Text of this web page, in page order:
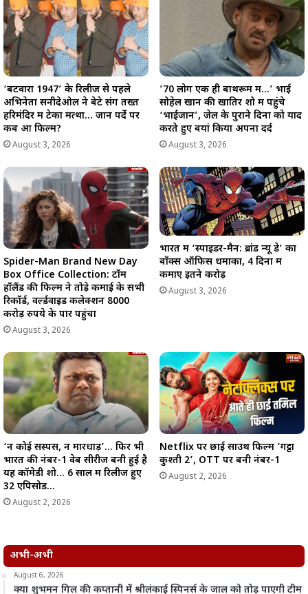
‘बटवारा 1947’ के रिलीज से पहले
अभिनेता सनीदेओल ने बेटे संग तख्त
हरिमंदिर में टेका मत्था… जानें पर्दे पर
कब आ फिल्म?
August 3, 2026
’70 लोग एक ही बाथरूम में…’ भाई
सोहेल खान की खातिर शो में पहुंचे
‘भाईजान’, जेल के पुराने दिनों को याद
करते हुए बयां किया अपना दर्द
August 3, 2026
Spider-Man Brand New Day
Box Office Collection: टॉम
हॉलैंड की फिल्म ने तोड़े कमाई के सभी
रिकॉर्ड, वर्ल्डवाइड कलेक्शन 8000
करोड़ रुपये के पार पहुंचा
August 3, 2026
भारत में ‘स्पाइडर-मैन: ब्रांड न्यू डे’ का
बॉक्स ऑफिस धमाका, 4 दिनों में
कमाए इतने करोड़
August 3, 2026
‘न कोई सस्पेंस, न मारधाड़’… फिर भी
भारत की नंबर-1 वेब सीरीज बनी हुई है
यह कॉमेडी शो… 6 साल में रिलीज हुए
32 एपिसोड…
August 2, 2026
Netflix पर छाई साउथ फिल्म ‘गट्टा
कुश्ती 2’, OTT पर बनी नंबर-1
August 2, 2026
अभी-अभी
August 6, 2026
क्या शुभमन गिल की कप्तानी में श्रीलंकाई स्पिनर्स के जाल को तोड़ पाएगी टीम